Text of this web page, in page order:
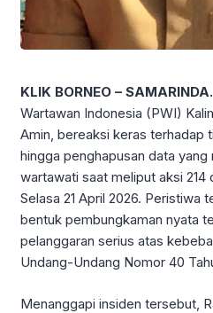
KLIK BORNEO – SAMARINDA.
Wartawan Indonesia (PWI)
Amin, bereaksi keras terhadap
hingga penghapusan data
wartawati saat meliput aksi 214
Selasa 21 April 2026. Peristiwa
bentuk pembungkaman nyata
pelanggaran serius atas
Undang-Undang Nomor 40
Menanggapi insiden tersebut,